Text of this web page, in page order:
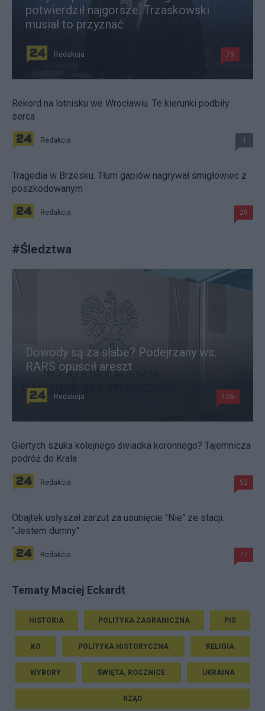
potwierdził najgorsze. Trzaskowski
musiał to przyznać
Redakcja 79
Rekord na lotnisku we Wrocławiu. Te kierunki podbiły
serca
Redakcja 1
Tragedia w Brzesku. Tłum gapiów nagrywał śmigłowiec z
poszkodowanym
Redakcja 29
#Śledztwa
Dowody są za słabe? Podejrzany ws.
RARS opuścił areszt
Redakcja 106
Giertych szuka kolejnego świadka koronnego? Tajemnicza
podróż do Krala
Redakcja 52
Obajtek usłyszał zarzut za usunięcie "Nie" ze stacji.
"Jestem dumny"
Redakcja 77
Tematy Maciej Eckardt
HISTORIA POLITYKA ZAGRANICZNA PIS
KO POLITYKA HISTORYCZNA RELIGIA
WYBORY ŚWIĘTA, ROCZNICE UKRAINA
RZĄD